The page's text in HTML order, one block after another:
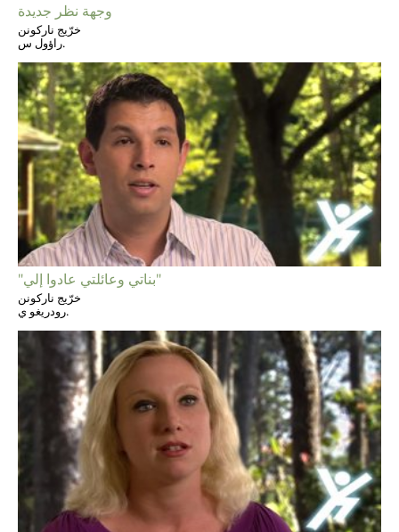
وجهة نظر جديدة
خرّيج ناركونن
راؤول س.
"بناتي وعائلتي عادوا إلي"
خرّيج ناركونن
رودريغو ي.